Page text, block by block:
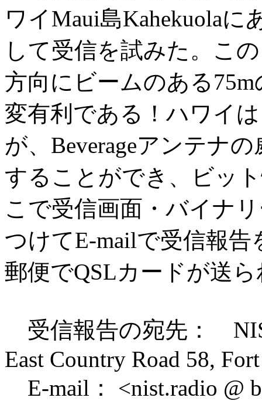
ワイMaui島Kahekuola
して受信を試みた。こ
方向にビームのある
変有利である！ハワイ
が、Beverageアンテナ
することができ、ビッ
こで受信画面・バイナ
つけてE-mailで受信報
郵便でQSLカードが送
受信報告の宛先：
East Country Road 58,
E-mail： <nist.radio @